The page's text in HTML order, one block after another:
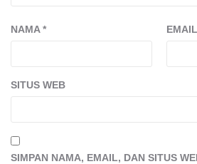
NAMA* EMAIL
SITUS WEB
SIMPAN NAMA, EMAIL, DAN SITUS